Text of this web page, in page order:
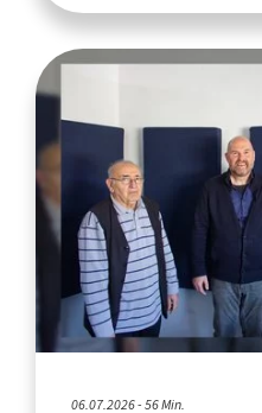
06.07.2026 - 56 Min.